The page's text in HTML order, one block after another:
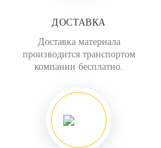
ДОСТАВКА
Доставка материала
производится транспортом
компании бесплатно.